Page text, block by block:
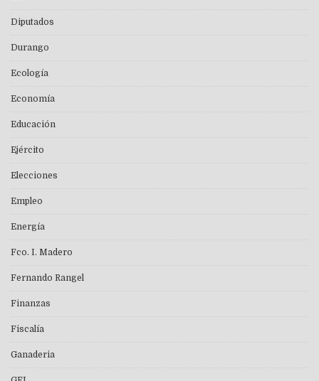
Diputados
Durango
Ecología
Economía
Educación
Ejército
Elecciones
Empleo
Energía
Fco. I. Madero
Fernando Rangel
Finanzas
Fiscalía
Ganaderia